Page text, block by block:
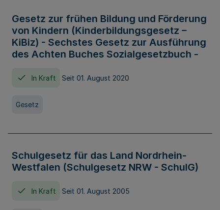
Gesetz zur frühen Bildung und Förderung
von Kindern (Kinderbildungsgesetz –
KiBiz) - Sechstes Gesetz zur Ausführung
des Achten Buches Sozialgesetzbuch -
In Kraft Seit 01. August 2020
Gesetz
Schulgesetz für das Land Nordrhein-
Westfalen (Schulgesetz NRW - SchulG)
In Kraft Seit 01. August 2005